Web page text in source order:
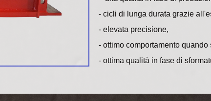
- cicli di lunga durata grazie
- elevata precisione,
- ottimo comportamento
- ottima qualità in fase di